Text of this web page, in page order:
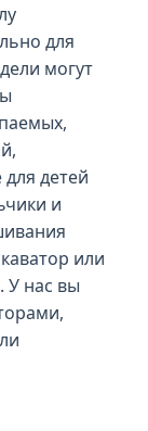
для
могут
детей
и
или
нас вы